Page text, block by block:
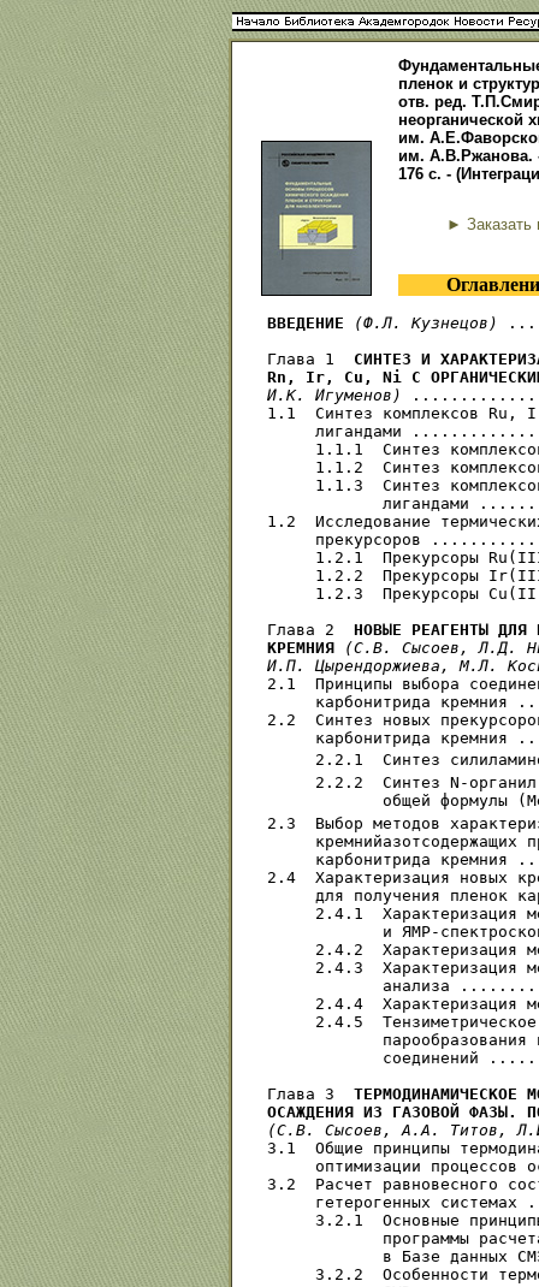
пленок и
отв. ред.
неорганической
им.
им. А.В.Ржанова.
176 с. -
► Заказать
ВВЕДЕНИЕ (Ф.Л. Кузнецов)
Глава 1 СИНТЕЗ И
Rn, Ir, Сu, Ni С
И.К. Игуменов)
1.1  Синтез комплексов Ru,
лигандами
1.1.1  Синтез
1.1.2  Синтез
1.1.3  Синтез
лигандами
1.2  Исследование
прекурсоров
1.2.1  Прекурсоры
1.2.2  Прекурсоры
1.2.3  Прекурсоры
Глава 2 НОВЫЕ РЕАГЕНТЫ ДЛЯ
КРЕМНИЯ
(С.В. Сысоев, Л.Д.
И.П. Цырендоржиева, М.Л.
2.1  Принципы выбора
карбонитрида кремния
2.2  Синтез новых
карбонитрида кремния
2.2.1  Синтез
2.2.2  Синтез N-
общей формулы
2.3  Выбор методов
кремнийазотсодержащих
карбонитрида кремния
2.4  Характеризация новых
для получения пленок
2.4.1  Характеризация
и ЯМР-
2.4.2  Характеризация
2.4.3  Характеризация
анализа
2.4.4  Характеризация
2.4.5
парообразования
соединений
Глава 3 ТЕРМОДИНАМИЧЕСКОЕ
ОСАЖДЕНИЯ ИЗ ГАЗОВОЙ ФАЗЫ.
(С.В. Сысоев, А.А. Титов,
3.1  Общие принципы
оптимизации процессов
3.2  Расчет равновесного
гетерогенных системах
3.2.1  Основные
программы
в Базе данных
3.2.2  Особенности